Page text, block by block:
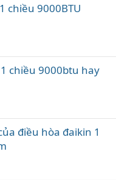
chiều 9000BTU
chiều 9000btu hay
điều hòa đaikin 1